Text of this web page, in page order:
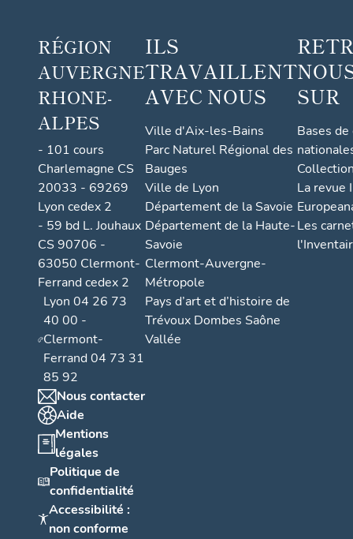
RÉGION
AUVERGNE
RHONE-
ALPES
- 101 cours
Charlemagne CS
20033 - 69269
Lyon cedex 2
- 59 bd L. Jouhaux
CS 90706 -
63050 Clermont-
Ferrand cedex 2
Lyon 04 26 73
40 00 -
Clermont-
Ferrand 04 73 31
85 92
Nous contacter
Aide
Mentions
légales
Politique de
confidentialité
Accessibilité :
non conforme
ILS
TRAVAILLENT
AVEC NOUS
Ville d'Aix-les-Bains
Parc Naturel Régional des
Bauges
Ville de Lyon
Département de la Savoie
Département de la Haute-
Savoie
Clermont-Auvergne-
Métropole
Pays d’art et d’histoire de
Trévoux Dombes Saône
Vallée
SUR
Bases
La revue
Les